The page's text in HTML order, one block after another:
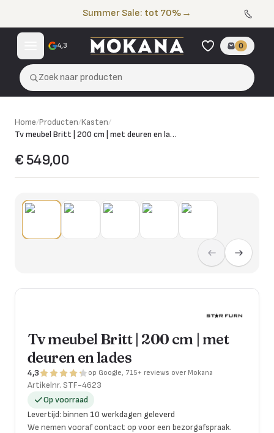
Summer Sale: tot 70% →
4,3 0
Zoek naar producten
Home/Producten/Kasten/
Tv meubel Britt | 200 cm | met deuren en lades
€ 549,00
Tv meubel Britt | 200 cm | met
deuren en lades
4,3 op Google, 715+ reviews over Mokana
Artikelnr. STF-4623
Op voorraad
Levertijd: binnen 10 werkdagen geleverd
We nemen vooraf contact op voor een bezorgafspraak.